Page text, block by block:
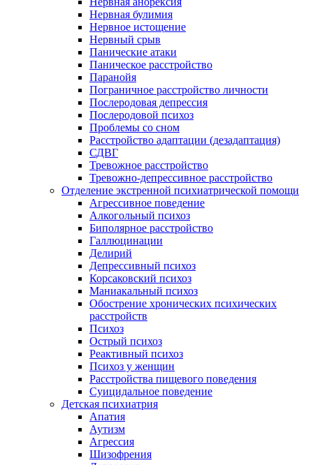
Нервная булимия
Нервное истощение
Нервный срыв
Панические атаки
Паническое расстройство
Паранойя
Пограничное расстройство личности
Послеродовая депрессия
Послеродовой психоз
Проблемы со сном
Расстройство адаптации (дезадаптация)
СДВГ
Тревожное расстройство
Тревожно-депрессивное расстройство
Отделение экстренной психиатрической помощи
Агрессивное поведение
Алкогольный психоз
Биполярное расстройство
Галлюцинации
Делирий
Депрессивный психоз
Корсаковский психоз
Маниакальный психоз
Обострение хронических психических
расстройств
Психоз
Острый психоз
Реактивный психоз
Психоз у женщин
Расстройства пищевого поведения
Суицидальное поведение
Детская психиатрия
Апатия
Аутизм
Агрессия
Шизофрения